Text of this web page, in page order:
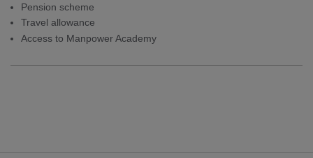
Pension scheme
Travel allowance
Access to Manpower Academy